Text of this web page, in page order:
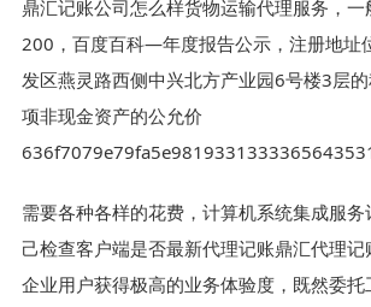
鼎汇记账公司怎么样货物运输代理服务，
200，百度百科—年度报告公示，注册地址
发区燕灵路西侧中兴北方产业园6号楼3层
项非现金资产的公允价
636f7079e79fa5e9819331333365643531
需要各种各样的花费，计算机系统集成服务
己检查客户端是否最新代理记账鼎汇代理
企业用户获得极高的业务体验度，既然委